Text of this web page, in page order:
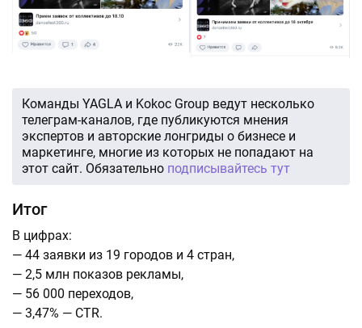
Команды YAGLA и Kokoc Group ведут несколько
телеграм-каналов, где публикуются мнения
экспертов и авторские лонгриды о бизнесе и
маркетинге, многие из которых не попадают на
этот сайт. Обязательно подписывайтесь тут
Итог
В цифрах:
— 44 заявки из 19 городов и 4 стран,
— 2,5 млн показов рекламы,
— 56 000 переходов,
— 3,47% — CTR.